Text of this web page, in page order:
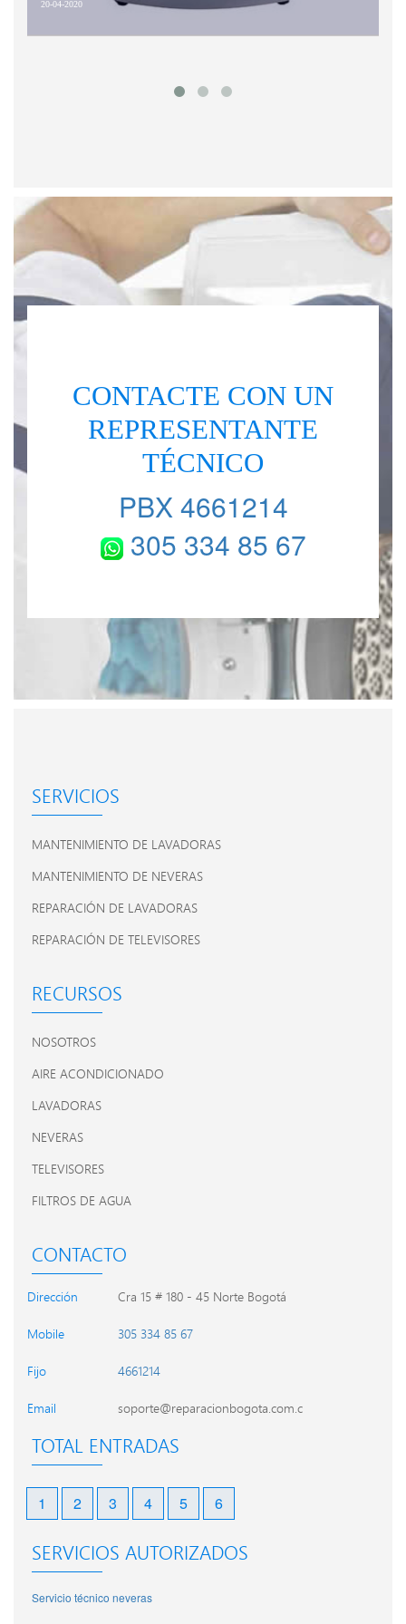
20-04-2020
CONTACTE CON UN
REPRESENTANTE
TÉCNICO
PBX 4661214
305 334 85 67
SERVICIOS
MANTENIMIENTO DE LAVADORAS
MANTENIMIENTO DE NEVERAS
REPARACIÓN DE LAVADORAS
REPARACIÓN DE TELEVISORES
RECURSOS
NOSOTROS
AIRE ACONDICIONADO
LAVADORAS
NEVERAS
TELEVISORES
FILTROS DE AGUA
CONTACTO
Dirección
Cra 15 # 180 - 45 Norte Bogotá
Mobile
305 334 85 67
Fijo
4661214
Email
soporte@reparacionbogota.com.c
TOTAL ENTRADAS
1 2 3 4 5 6
SERVICIOS AUTORIZADOS
Servicio técnico neveras